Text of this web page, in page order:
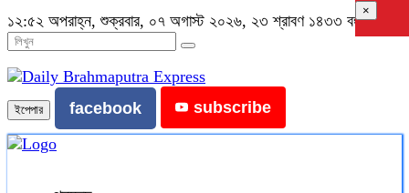
১২:৫২ অপরাহ্ন, শুক্রবার, ০৭ অগাস্ট ২০২৬, ২৩ শ্রাবণ ১৪৩৩ বঙ্গাব্দ
ইপেপার facebook subscribe
×